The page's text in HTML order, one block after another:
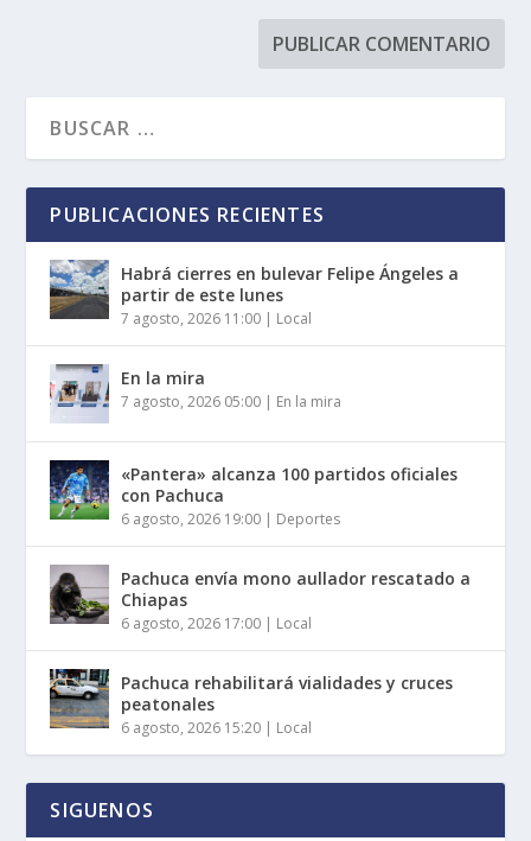
PUBLICACIONES RECIENTES
Habrá cierres en bulevar Felipe Ángeles a
partir de este lunes
7 agosto, 2026 11:00 | Local
En la mira
7 agosto, 2026 05:00 | En la mira
«Pantera» alcanza 100 partidos oficiales
con Pachuca
6 agosto, 2026 19:00 | Deportes
Pachuca envía mono aullador rescatado a
Chiapas
6 agosto, 2026 17:00 | Local
Pachuca rehabilitará vialidades y cruces
peatonales
6 agosto, 2026 15:20 | Local
SIGUENOS